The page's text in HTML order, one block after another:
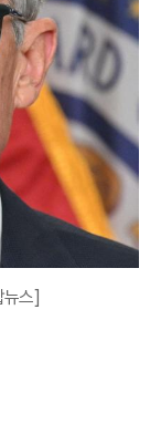
뉴스]